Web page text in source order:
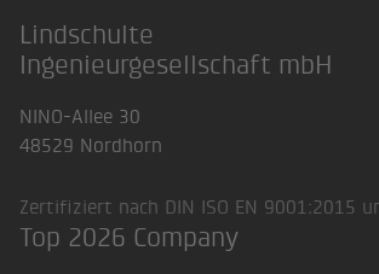
Footer
Lindschulte
Ingenieurgesellschaft mbH
NINO-Allee 30
48529 Nordhorn
Zertifiziert nach DIN ISO EN 9001:2015
Top 2026 Company